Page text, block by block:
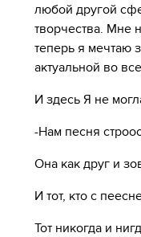
любой другой
творчества. Мне
теперь я мечтаю
актуальной во
И здесь Я не
-Нам песня
Она как друг и
И тот, кто с
Тот никогда и